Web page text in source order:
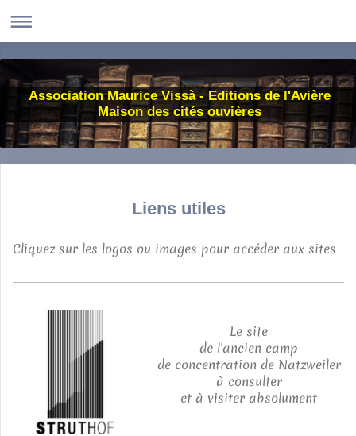
Association Maurice Vissà - Editions de l'Avière
Maison des cités ouvières
Liens utiles
Cliquez sur les logos ou images pour accéder aux sites
Le site
de l'ancien camp
de concentration de Natzweiler
à consulter
et à visiter absolument